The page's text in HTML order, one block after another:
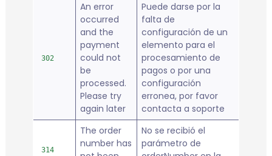
302
An error
occurred
and the
payment
could not
be
processed.
Please try
again later
Puede darse por la
falta de
configuración de un
elemento para el
procesamiento de
pagos o por una
configuración
erronea, por favor
contacta a soporte
314
The order
number has
No se recibió el
parámetro de